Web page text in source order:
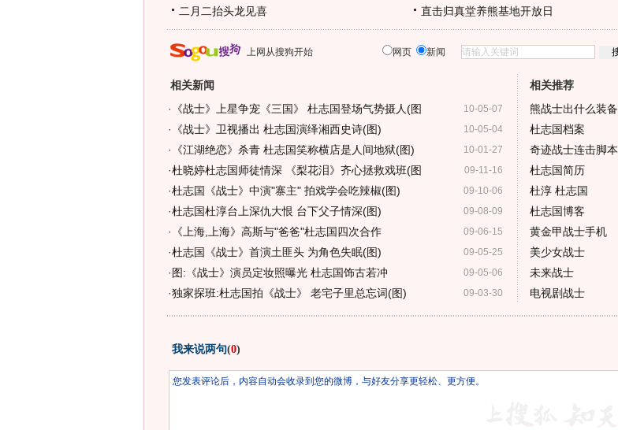
二月二抬头龙见喜 直击归真堂养熊基地开放日
上网从搜狗开始 网页 新闻
相关新闻
10-05-07
· 《战士》上星争宠《三国》 杜志国登场气势摄人(图
10-05-04
· 《战士》卫视播出 杜志国演绎湘西史诗(图)
10-01-27
· 《江湖绝恋》杀青 杜志国笑称横店是人间地狱(图)
09-11-16
·杜晓婷杜志国师徒情深 《梨花泪》齐心拯救戏班(图
09-10-06
·杜志国《战士》中演"寨主" 拍戏学会吃辣椒(图)
09-08-09
·杜志国杜淳台上深仇大恨 台下父子情深(图)
09-06-15
· 《上海,上海》高斯与"爸爸"杜志国四次合作
09-05-25
·杜志国《战士》首演土匪头 为角色失眠(图)
09-05-06
· 图:《战士》演员定妆照曝光 杜志国饰古若冲
09-03-30
·独家探班:杜志国拍《战士》 老宅子里总忘词(图)
相关推荐
熊战士出什么装备
杜志国档案
奇迹战士连击脚本
杜志国简历
杜淳 杜志国
杜志国博客
黄金甲战士手机
美少女战士
未来战士
电视剧战士
我来说两句(0)